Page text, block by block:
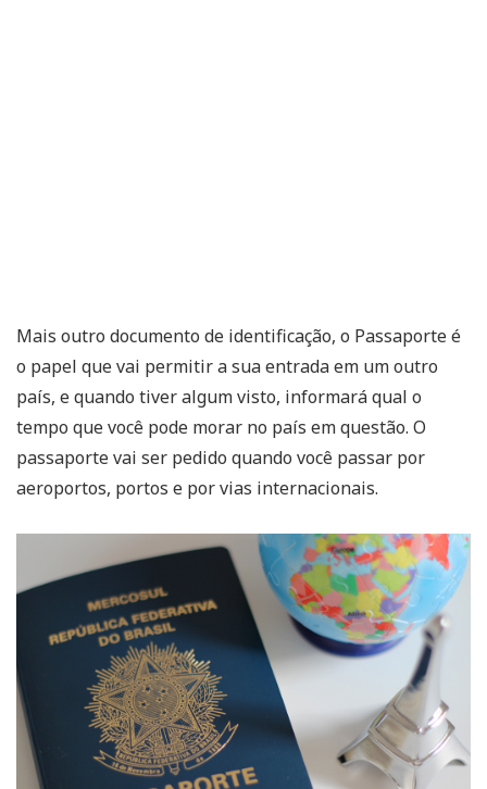
Mais outro documento de identificação, o Passaporte é
o papel que vai permitir a sua entrada em um outro
país, e quando tiver algum visto, informará qual o
tempo que você pode morar no país em questão. O
passaporte vai ser pedido quando você passar por
aeroportos, portos e por vias internacionais.